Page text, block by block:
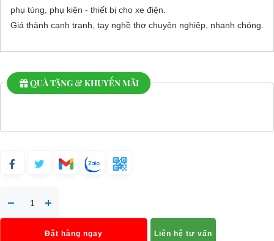
phụ tùng, phụ kiện - thiết bị cho xe điện.
Giá thành cạnh tranh, tay nghề thợ chuyên nghiệp, nhanh chóng.
QUÀ TẶNG & KHUYẾN MÃI
Đặt hàng ngay Liên hệ tư vấn